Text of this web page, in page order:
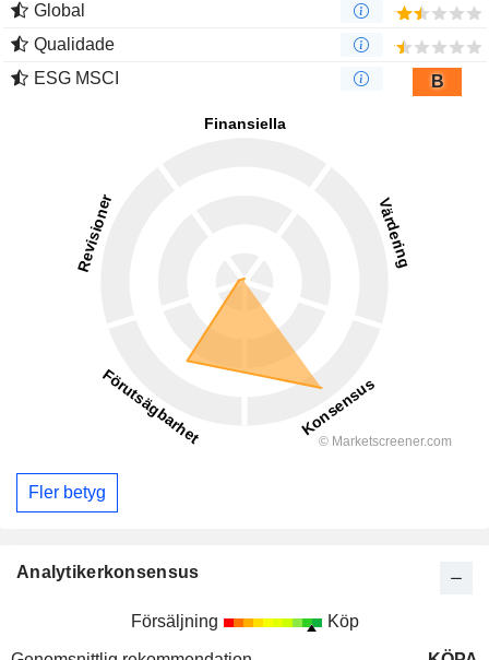
Global
Qualidade
ESG MSCI
B
Fler betyg
Analytikerkonsensus
Försäljning Köp